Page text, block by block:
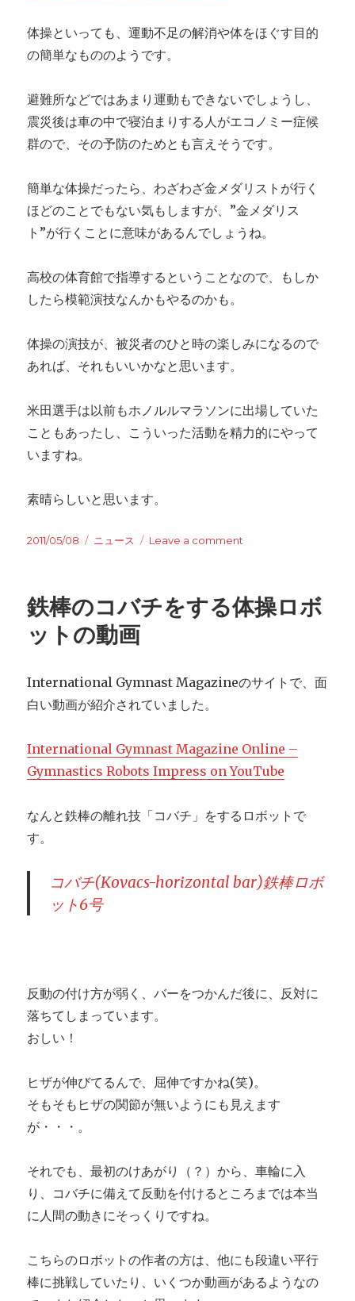
体操といっても、運動不足の解消や体をほぐす目的
の簡単なもののようです。
避難所などではあまり運動もできないでしょうし、
震災後は車の中で寝泊まりする人がエコノミー症候
群ので、その予防のためとも言えそうです。
簡単な体操だったら、わざわざ金メダリストが行く
ほどのことでもない気もしますが、”金メダリス
ト”が行くことに意味があるんでしょうね。
高校の体育館で指導するということなので、もしか
したら模範演技なんかもやるのかも。
体操の演技が、被災者のひと時の楽しみになるので
あれば、それもいいかなと思います。
米田選手は以前もホノルルマラソンに出場していた
こともあったし、こういった活動を精力的にやって
いますね。
素晴らしいと思います。
Posted
2011/05/08 Categories
ニュース Leave a comment
五
ス
田
が
で
導
鉄棒のコバチをする体操ロボ
ットの動画
International Gymnast Magazineのサイトで、面
白い動画が紹介されていました。
International Gymnast Magazine Online –
Gymnastics Robots Impress on YouTube
なんと鉄棒の離れ技「コバチ」をするロボットで
す。
コバチ(Kovacs-horizontal bar)鉄棒ロボ
ット6号
反動の付け方が弱く、バーをつかんだ後に、反対に
落ちてしまっています。
おしい！
ヒザが伸びてるんで、屈伸ですかね(笑)。
そもそもヒザの関節が無いようにも見えます
が・・・。
それでも、最初のけあがり（？）から、車輪に入
り、コバチに備えて反動を付けるところまでは本当
に人間の動きにそっくりですね。
こちらのロボットの作者の方は、他にも段違い平行
棒に挑戦していたり、いくつか動画があるようなの